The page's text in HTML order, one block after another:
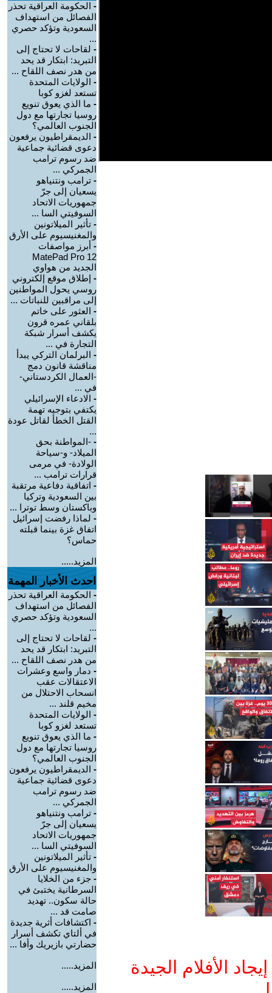
الأفلام الجيدة
- الحكومة العراقية تحذر
الفصائل من استهداف
السعودية وتؤكد حصري
...
- لقاحات لا تحتاج إلى
التبريد: ابتكار قد يحد
من هدر نصف اللقاح ...
- الولايات المتحدة
تستعد لغزو كوبا
- ما الذي يعوق تنويع
روسيا تجارتها مع دول
الجنوب العالمي؟
- الديمقراطيون يرفعون
دعوى قضائية جماعية
ضد رسوم ترامب
الجمركي ...
- ترامب ونتنياهو
يسعيان إلى جرّ
جمهوريات الاتحاد
السوفيتي السا ...
- تأثير الميلاتونين
والمغنيسيوم على الأرق
- أبرز مواصفات
MatePad Pro 12
الجديد من هواوي
- إطلاق موقع إلكتروني
روسي يحول المواطنين
إلى مراقبين للنباتات ...
- العثور على خاتم
بلقاني عمره قرون
يكشف أسرار شبكة
التجارة في ...
- البرلمان التركي يبدأ
مناقشة قانون دمج
-العمال الكردستاني-
في ...
- الادعاء الإسرائيلي
يكتفي بتوجيه تهمة
القتل الخطأ لقاتل عودة
...
- -المواطنة بحق
الميلاد- و-سياحة
الولادة- في مرمى
قرارات ترامب ...
- اتفاقية دفاعية مرتقبة
بين السعودية وتركيا
وباكستان وسط توترا ...
- لماذا رفضت إسرائيل
اتفاق غزة بينما قبلته
حماس؟
المزيد.....
احدث الأخبار المهمة
- الحكومة العراقية تحذر
الفصائل من استهداف
السعودية وتؤكد حصري
...
- لقاحات لا تحتاج إلى
التبريد: ابتكار قد يحد
من هدر نصف اللقاح ...
- دمار واسع وعشرات
الاعتقالات عقب
انسحاب الاحتلال من
مخيم قلند ...
- الولايات المتحدة
تستعد لغزو كوبا
- ما الذي يعوق تنويع
روسيا تجارتها مع دول
الجنوب العالمي؟
- الديمقراطيون يرفعون
دعوى قضائية جماعية
ضد رسوم ترامب
الجمركي ...
- ترامب ونتنياهو
يسعيان إلى جرّ
جمهوريات الاتحاد
السوفيتي السا ...
- تأثير الميلاتونين
والمغنيسيوم على الأرق
- جزء من الخلايا
السرطانية يختبئ في
حالة سكون.. تهديد
صامت قد ...
- اكتشافات أثرية جديدة
في ألتاي تكشف أسرار
حضارتي بازيريك وأفا ...
المزيد.....
المزيد.....